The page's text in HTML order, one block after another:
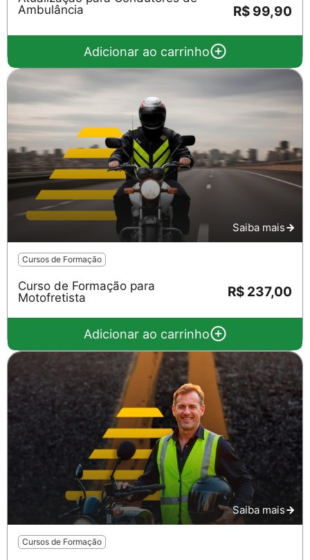
Ambulância
R$ 99,90
Adicionar ao carrinho
Saiba mais
Cursos de Formação
Curso de Formação para
Motofretista
R$ 237,00
Adicionar ao carrinho
Saiba mais
Cursos de Formação